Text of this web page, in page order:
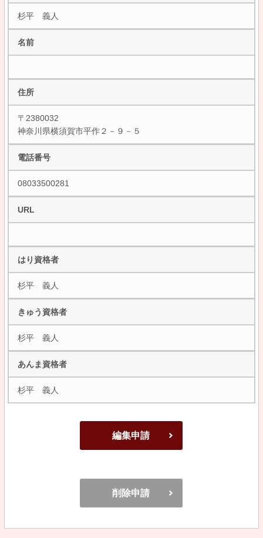
杉平 義人
名前
住所
〒2380032
神奈川県横須賀市平作２－９－５
電話番号
08033500281
URL
はり資格者
杉平 義人
きゅう資格者
杉平 義人
あんま資格者
杉平 義人
編集申請
削除申請